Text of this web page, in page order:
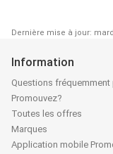
Dernière mise à jour:
Information
Questions fréquemment
Promouvez?
Toutes les offres
Marques
Application mobile